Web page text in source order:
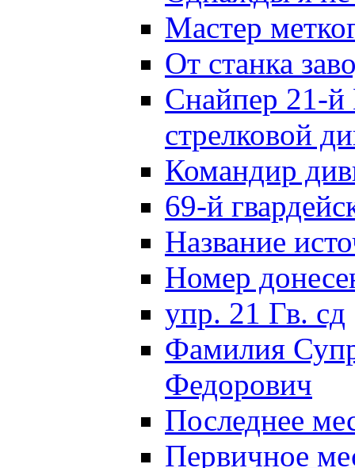
Мастер
От станка
Снайпер 21-й
стрелковой
Командир
69-й
Название
Номер
упр. 21 Гв. сд
Фамилия
Федорович
Последнее
Первичное